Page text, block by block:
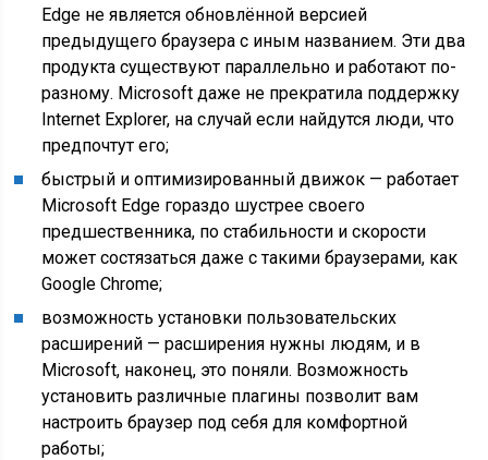
Edge не является обновлённой версией
предыдущего браузера с иным названием. Эти два
продукта существуют параллельно и работают по-
разному. Microsoft даже не прекратила поддержку
Internet Explorer, на случай если найдутся люди, что
предпочтут его;
быстрый и оптимизированный движок — работает
Microsoft Edge гораздо шустрее своего
предшественника, по стабильности и скорости
может состязаться даже с такими браузерами, как
Google Chrome;
возможность установки пользовательских
расширений — расширения нужны людям, и в
Microsoft, наконец, это поняли. Возможность
установить различные плагины позволит вам
настроить браузер под себя для комфортной
работы;